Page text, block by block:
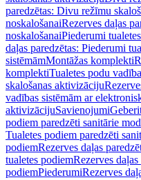
paredzētas: Divu režīmu
noskalošanaiRezerves daļas
noskalošanaiPiederumi
daļas paredzētas: Piederumi
sistēmāmMontāžas komplekti
komplektiTualetes podu
skalošanas aktivizāciju
vadības sistēmām ar
aktivizācijuSavienojumi
podiem paredzēti sanitārie
Tualetes podiem paredzēti
podiemRezerves daļas
tualetes podiemRezerves
podiemPiederumiRezerves